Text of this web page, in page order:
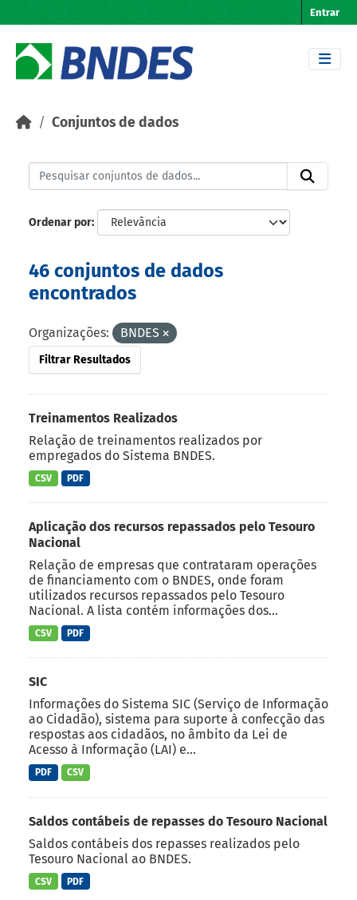
Entrar
Conjuntos de dados
Ordenar por
46 conjuntos de dados
encontrados
Organizações: BNDES
Filtrar Resultados
Treinamentos Realizados
Relação de treinamentos realizados por
empregados do Sistema BNDES.
CSV PDF
Aplicação dos recursos repassados pelo Tesouro
Nacional
Relação de empresas que contrataram operações
de financiamento com o BNDES, onde foram
utilizados recursos repassados pelo Tesouro
Nacional. A lista contém informações dos...
CSV PDF
SIC
Informações do Sistema SIC (Serviço de Informação
ao Cidadão), sistema para suporte à confecção das
respostas aos cidadãos, no âmbito da Lei de
Acesso à Informação (LAI) e...
PDF CSV
Saldos contábeis de repasses do Tesouro Nacional
Saldos contábeis dos repasses realizados pelo
Tesouro Nacional ao BNDES.
CSV PDF